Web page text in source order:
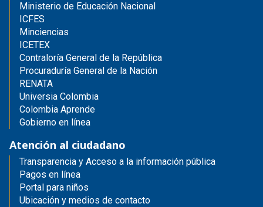
Ministerio de Educación Nacional
ICFES
Minciencias
ICETEX
Contraloría General de la República
Procuraduría General de la Nación
RENATA
Universia Colombia
Colombia Aprende
Gobierno en línea
Atención al ciudadano
Transparencia y Acceso a la información pública
Pagos en línea
Portal para niños
Ubicación y medios de contacto